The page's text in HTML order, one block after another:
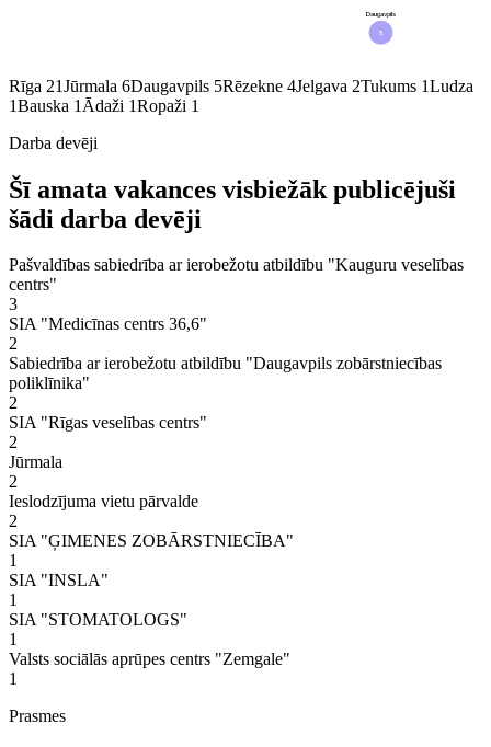
5
Daugavpils
Rīga 21Jūrmala 6Daugavpils 5Rēzekne 4Jelgava 2Tukums 1Ludza
1Bauska 1 Ādaži 1Ropaži 1
Darba devēji
Šī amata vakances visbiežāk publicējuši
šādi darba devēji
Pašvaldības sabiedrība ar ierobežotu atbildību "Kauguru veselības
centrs"
3
SIA "Medicīnas centrs 36,6"
2
Sabiedrība ar ierobežotu atbildību "Daugavpils zobārstniecības
poliklīnika"
2
SIA "Rīgas veselības centrs"
2
Jūrmala
2
Ieslodzījuma vietu pārvalde
2
SIA "ĢIMENES ZOBĀRSTNIECĪBA"
1
SIA "INSLA"
1
SIA "STOMATOLOGS"
1
Valsts sociālās aprūpes centrs "Zemgale"
1
Prasmes